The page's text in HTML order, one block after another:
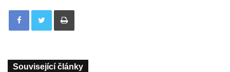
Tisknout
Související články